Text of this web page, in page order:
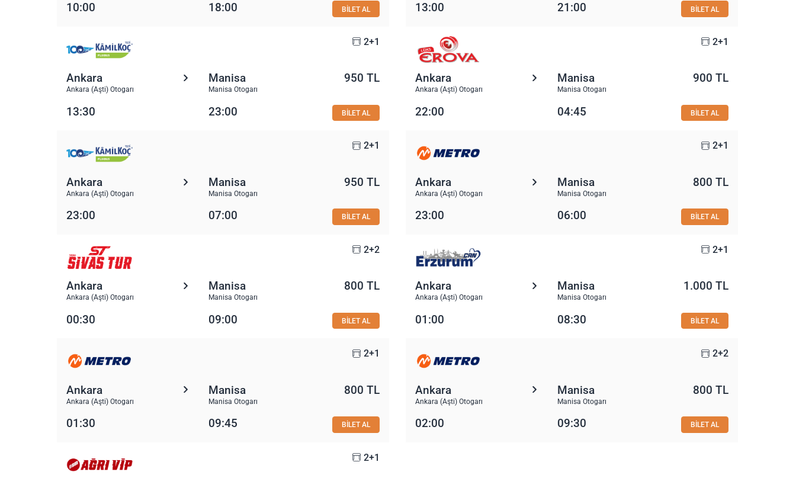
10:00 18:00 BİLET AL 13:00 21:00 BİLET AL
2+1
Ankara
Ankara (Aşti) Otogarı
Manisa
Manisa Otogarı
950 TL
13:30 23:00 BİLET AL
2+1
Ankara
Ankara (Aşti) Otogarı
Manisa
Manisa Otogarı
900 TL
22:00 04:45 BİLET AL
2+1
Ankara
Ankara (Aşti) Otogarı
Manisa
Manisa Otogarı
950 TL
23:00 07:00 BİLET AL
2+1
Ankara
Ankara (Aşti) Otogarı
Manisa
Manisa Otogarı
800 TL
23:00 06:00 BİLET AL
2+2
Ankara
Ankara (Aşti) Otogarı
Manisa
Manisa Otogarı
800 TL
00:30 09:00 BİLET AL
2+1
Ankara
Ankara (Aşti) Otogarı
Manisa
Manisa Otogarı
1.000 TL
01:00 08:30 BİLET AL
2+1
Ankara
Ankara (Aşti) Otogarı
Manisa
Manisa Otogarı
800 TL
01:30 09:45 BİLET AL
2+2
Ankara
Ankara (Aşti) Otogarı
Manisa
Manisa Otogarı
800 TL
02:00 09:30 BİLET AL
2+1